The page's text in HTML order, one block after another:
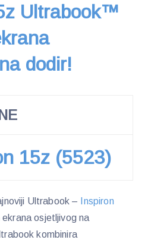
Ultrabook™
dodir!
15z (5523)
Ultrabook –
Inspiron
ekrana osjetljivog na
kombinira